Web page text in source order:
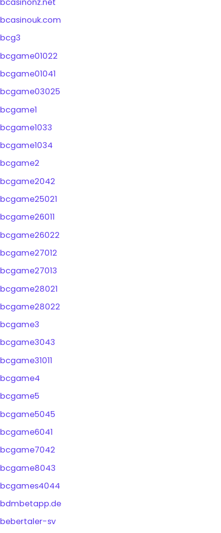
bcasinouk.com
bcg3
bcgame01022
bcgame01041
bcgame03025
bcgame1
bcgame1033
bcgame1034
bcgame2
bcgame2042
bcgame25021
bcgame26011
bcgame26022
bcgame27012
bcgame27013
bcgame28021
bcgame28022
bcgame3
bcgame3043
bcgame31011
bcgame4
bcgame5
bcgame5045
bcgame6041
bcgame7042
bcgame8043
bcgames4044
bdmbetapp.de
bebertaler-sv